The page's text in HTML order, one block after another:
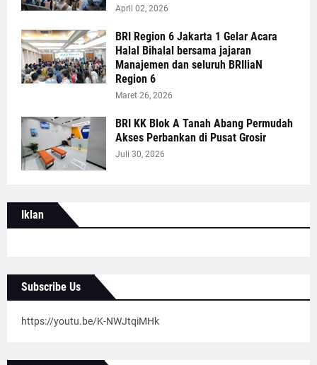
April 02, 2026
BRI Region 6 Jakarta 1 Gelar Acara
Halal Bihalal bersama jajaran
Manajemen dan seluruh BRIliaN
Region 6
Maret 26, 2026
BRI KK Blok A Tanah Abang Permudah
Akses Perbankan di Pusat Grosir
Juli 30, 2026
Iklan
Subscribe Us
https://youtu.be/K-NWJtqiMHk